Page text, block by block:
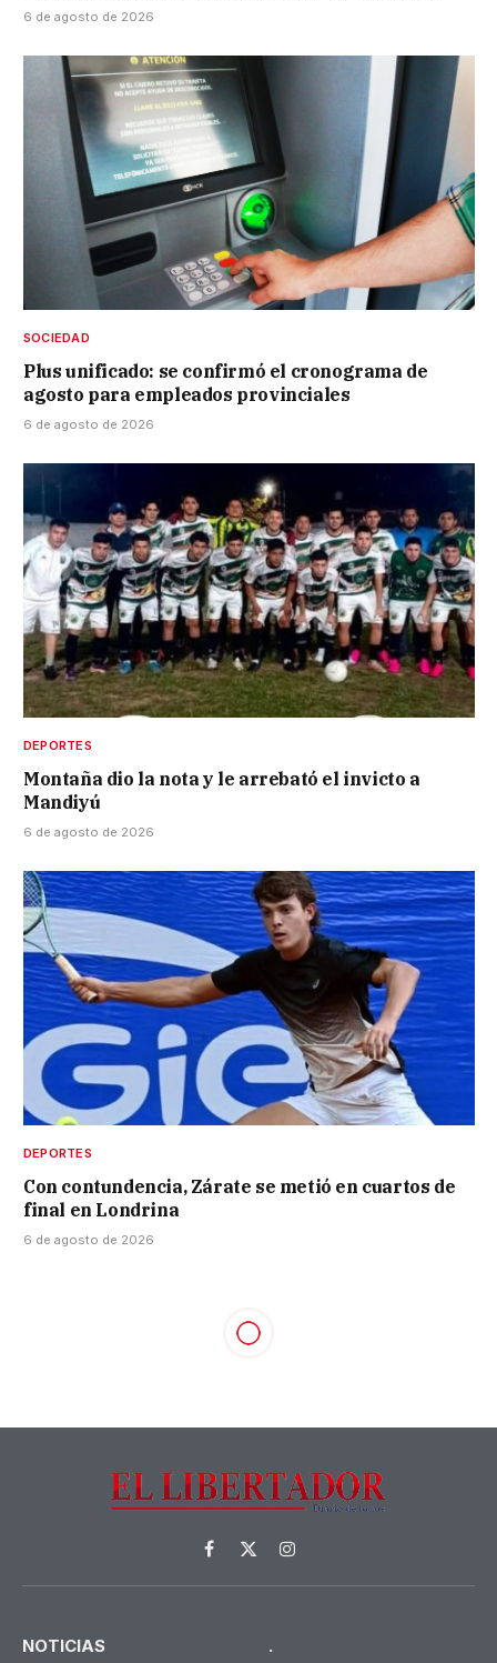
6 de agosto de 2026
SOCIEDAD
Plus unificado: se confirmó el cronograma de
agosto para empleados provinciales
6 de agosto de 2026
DEPORTES
Montaña dio la nota y le arrebató el invicto a
Mandiyú
6 de agosto de 2026
DEPORTES
Con contundencia, Zárate se metió en cuartos de
final en Londrina
6 de agosto de 2026